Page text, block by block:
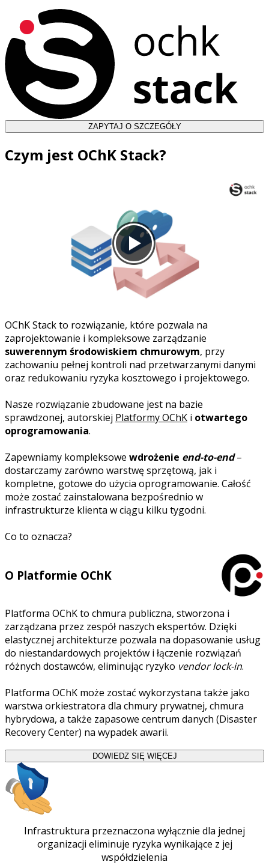
ZAPYTAJ O SZCZEGÓŁY
Czym jest OChK Stack?
OChK Stack to rozwiązanie, które pozwala na
zaprojektowanie i kompleksowe zarządzanie
suwerennym środowiskiem chmurowym, przy
zachowaniu pełnej kontroli nad przetwarzanymi danymi
oraz redukowaniu ryzyka kosztowego i projektowego.
Nasze rozwiązanie zbudowane jest na bazie
sprawdzonej, autorskiej Platformy OChK i otwartego
oprogramowania.
Zapewniamy kompleksowe wdrożenie end-to-end–
dostarczamy zarówno warstwę sprzętową, jak i
kompletne, gotowe do użycia oprogramowanie. Całość
może zostać zainstalowana bezpośrednio w
infrastrukturze klienta w ciągu kilku tygodni.
Co to oznacza?
O Platformie OChK
Platforma OChK to chmura publiczna, stworzona i
zarządzana przez zespół naszych ekspertów. Dzięki
elastycznej architekturze pozwala na dopasowanie usług
do niestandardowych projektów i łączenie rozwiązań
różnych dostawców, eliminując ryzyko vendor lock-in.
Platforma OChK może zostać wykorzystana także jako
warstwa orkiestratora dla chmury prywatnej, chmura
hybrydowa, a także zapasowe centrum danych (Disaster
Recovery Center) na wypadek awarii.
DOWIEDZ SIĘ WIĘCEJ
Infrastruktura przeznaczona wyłącznie dla jednej
organizacji eliminuje ryzyka wynikające z jej
współdzielenia